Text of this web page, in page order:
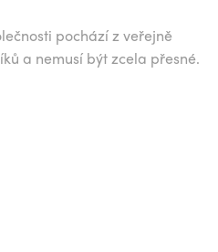
pochází z veřejně
a nemusí být zcela přesné.